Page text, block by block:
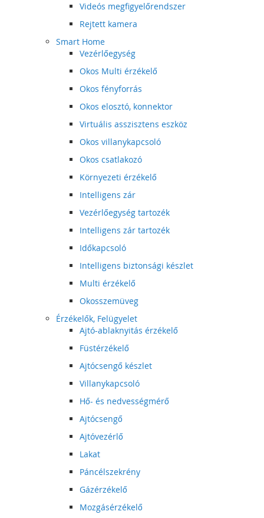
Videós megfigyelőrendszer
Rejtett kamera
Smart Home
Vezérlőegység
Okos Multi érzékelő
Okos fényforrás
Okos elosztó, konnektor
Virtuális asszisztens eszköz
Okos villanykapcsoló
Okos csatlakozó
Környezeti érzékelő
Intelligens zár
Vezérlőegység tartozék
Intelligens zár tartozék
Időkapcsoló
Intelligens biztonsági készlet
Multi érzékelő
Okosszemüveg
Érzékelők, Felügyelet
Ajtó-ablaknyitás érzékelő
Füstérzékelő
Ajtócsengő készlet
Villanykapcsoló
Hő- és nedvességmérő
Ajtócsengő
Ajtóvezérlő
Lakat
Páncélszekrény
Gázérzékelő
Mozgásérzékelő